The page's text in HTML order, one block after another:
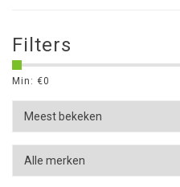
Filters
Min: €0